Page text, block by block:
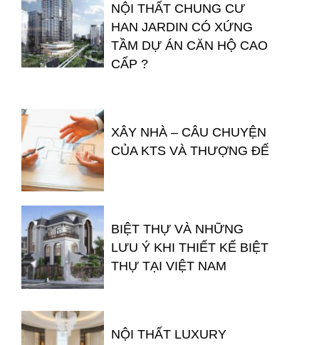
NỘI THẤT CHUNG CƯ
HAN JARDIN CÓ XỨNG
TẦM DỰ ÁN CĂN HỘ CAO
CẤP ?
XÂY NHÀ – CÂU CHUYỆN
CỦA KTS VÀ THƯỢNG ĐẾ
BIỆT THỰ VÀ NHỮNG
LƯU Ý KHI THIẾT KẾ BIỆT
THỰ TẠI VIỆT NAM
NỘI THẤT LUXURY